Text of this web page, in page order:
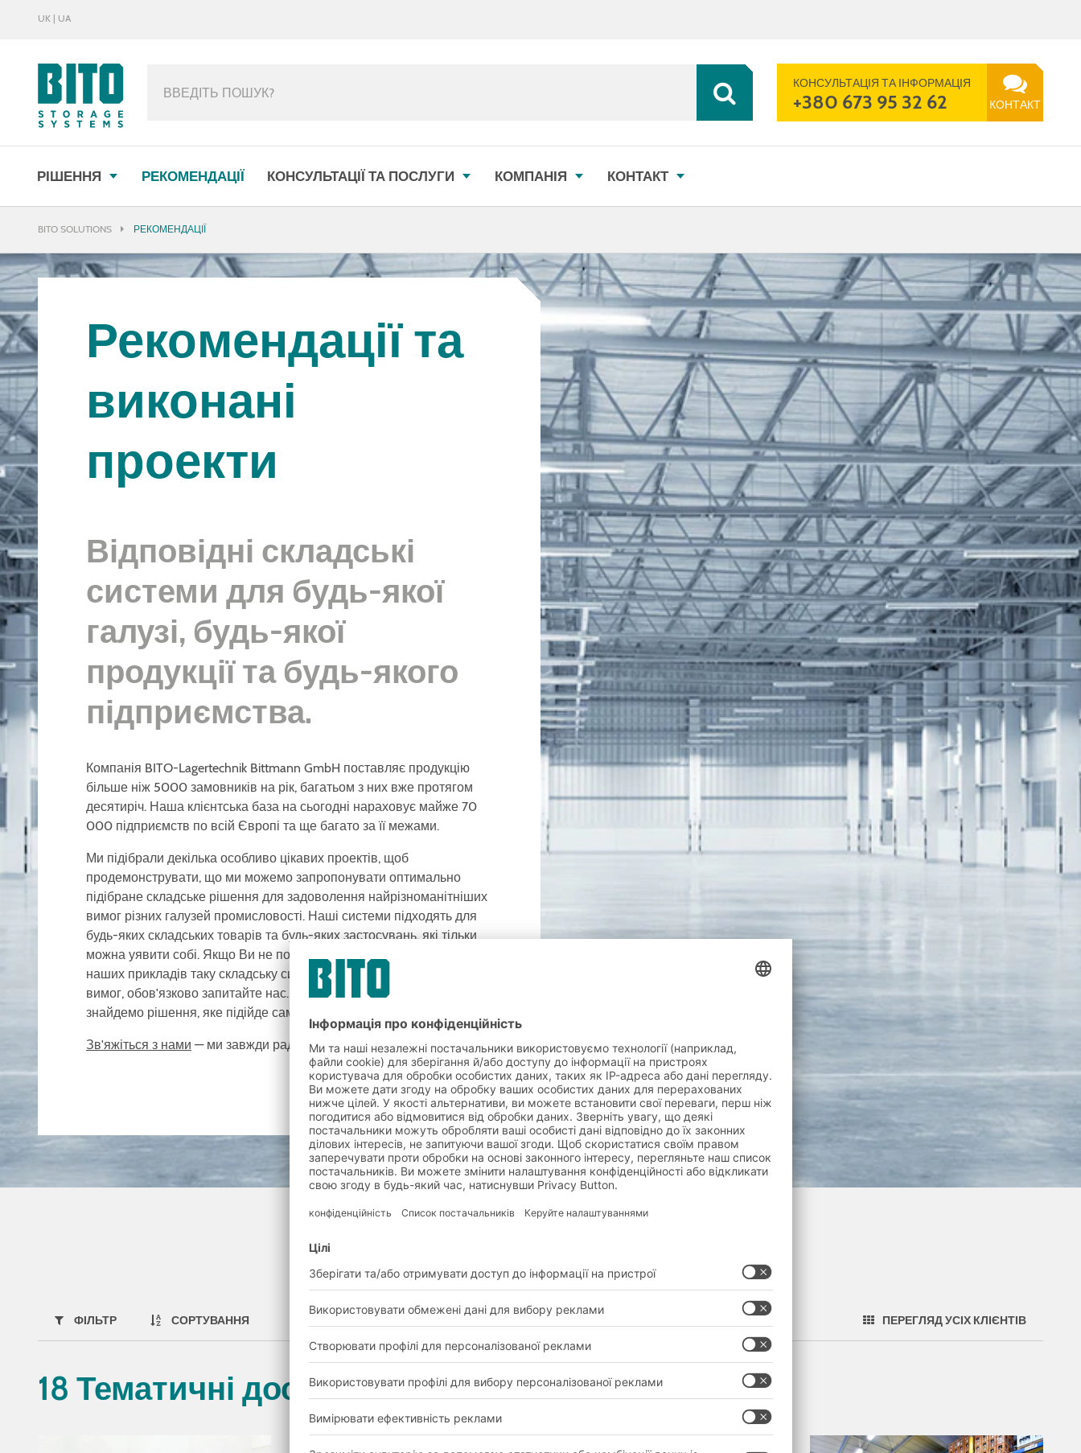
UK | UA
КОНСУЛЬТАЦІЯ ТА ІНФОРМАЦІЯ
+380 673 95 32 62 КОНТАКТ
РІШЕННЯ РЕКОМЕНДАЦІЇ КОНСУЛЬТАЦІЇ ТА ПОСЛУГИ КОМПАНІЯ КОНТАКТ
BITO SOLUTIONS РЕКОМЕНДАЦІЇ
Ре­ко­мен­да­ції та
виконані
проекти
Відповідні складські
системи для будь-якої
галузі, будь-якої
продукції та будь-якого
підприємства.
Компанія BITO-Lagertechnik Bittmann GmbH поставляє продукцію
більше ніж 5000 замовників на рік, багатьом з них вже протягом
десятиріч. Наша клієнтська база на сьогодні нараховує майже 70
000 підприємств по всій Європі та ще багато за її межами.
Ми підібрали декілька особливо цікавих проектів, щоб
продемонструвати, що ми можемо запропонувати оптимально
підібране складське рішення для задоволення найрізноманітніших
вимог різних галузей промисловості. Наші системи підходять для
будь-яких складських товарів та будь-яких застосувань, які тільки
можна уявити собі. Якщо Ви не побачите з першого разу у виборці
наших прикладів таку складську систему, яка підходила б до Ваших
вимог, обов'язково запитайте нас. Ми впевнені, що гарантовано
знайдемо рішення, яке підійде саме Вам.
Зв'яжіться з нами — ми завжди раді допомогти!
ПРОКРУТИТИ
ФІЛЬТР СОРТУВАННЯ ПЕРЕГЛЯД УСІХ КЛІЄНТІВ
18 Тематичні дослідження клієнтів